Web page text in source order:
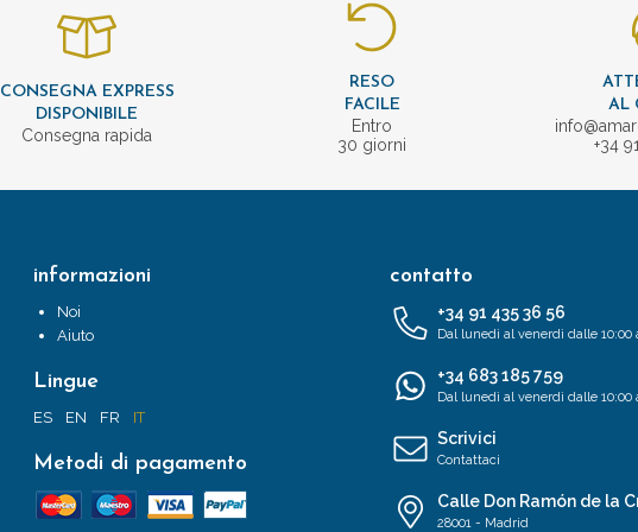
CONSEGNA EXPRESS
DISPONIBILE
Consegna rapida
RESO
FACILE
Entro
30 giorni
AL
+34
informazioni
Noi
Aiuto
Lingue
ES EN FR IT
Metodi di pagamento
contatto
+34 91 435 36 56
Dal lunedì al venerdì dalle 10:00
+34 683 185 759
Dal lunedì al venerdì dalle 10:00
Scrivici
Contattaci
Calle Don Ramón de la
28001 - Madrid